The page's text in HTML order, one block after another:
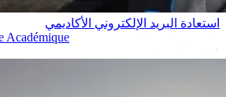
استعادة البريد الإلكتروني الأكاديمي
Académique